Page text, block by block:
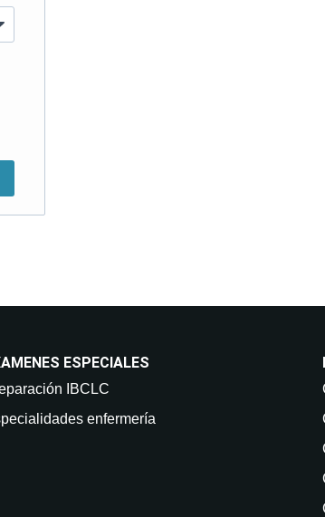
ESPECIALES
IBCLC
enfermería